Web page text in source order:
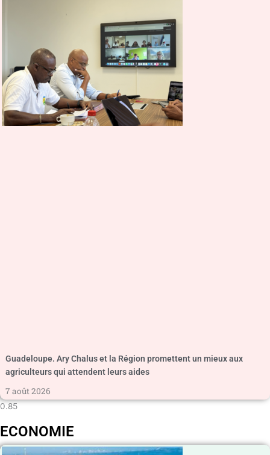
Guadeloupe. Ary Chalus et la Région promettent un mieux aux
agriculteurs qui attendent leurs aides
7 août 2026
ECONOMIE